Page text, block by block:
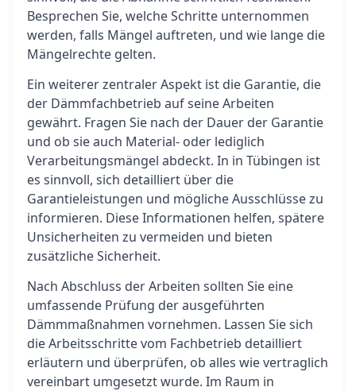
Besprechen Sie, welche Schritte unternommen
werden, falls Mängel auftreten, und wie lange die
Mängelrechte gelten.
Ein weiterer zentraler Aspekt ist die Garantie, die
der Dämmfachbetrieb auf seine Arbeiten
gewährt. Fragen Sie nach der Dauer der Garantie
und ob sie auch Material- oder lediglich
Verarbeitungsmängel abdeckt. In in Tübingen ist
es sinnvoll, sich detailliert über die
Garantieleistungen und mögliche Ausschlüsse zu
informieren. Diese Informationen helfen, spätere
Unsicherheiten zu vermeiden und bieten
zusätzliche Sicherheit.
Nach Abschluss der Arbeiten sollten Sie eine
umfassende Prüfung der ausgeführten
Dämmmaßnahmen vornehmen. Lassen Sie sich
die Arbeitsschritte vom Fachbetrieb detailliert
erläutern und überprüfen, ob alles wie vertraglich
vereinbart umgesetzt wurde. Im Raum in